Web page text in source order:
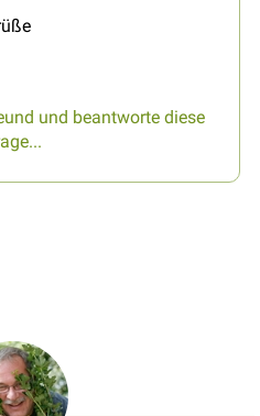
und beantworte diese